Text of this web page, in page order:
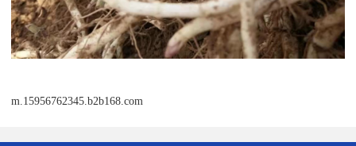
m.15956762345.b2b168.com